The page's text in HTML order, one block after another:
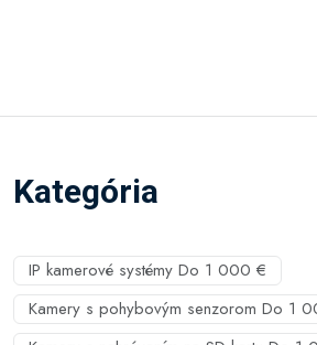
Kategória
IP kamerové systémy Do 1 000 €
Kamery s pohybovým senzorom Do 1